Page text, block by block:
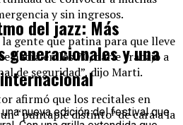
y sin ingresos.
gente que patina para que lleve
hacía en los 70, darle trabajo a
de seguridad”, dijo Marti.
afirmó que los recitales en
“puntapié distinto” de cara a la
del jazz: Más
generacionales y una
nueva edición del festival que